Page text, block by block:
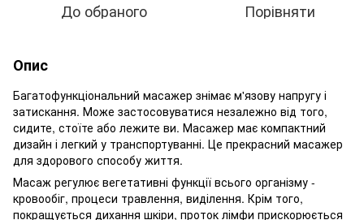
До обраного Порівняти
Опис
Багатофункціональний масажер знімає м'язову напругу і
затискання. Може застосовуватися незалежно від того,
сидите, стоїте або лежите ви. Масажер має компактний
дизайн і легкий у транспортуванні. Це прекрасний масажер
для здорового способу життя.
Масаж регулює вегетативні функції всього організму -
кровообіг, процеси травлення, виділення. Крім того,
покращується дихання шкіри, проток лімфи прискорюється